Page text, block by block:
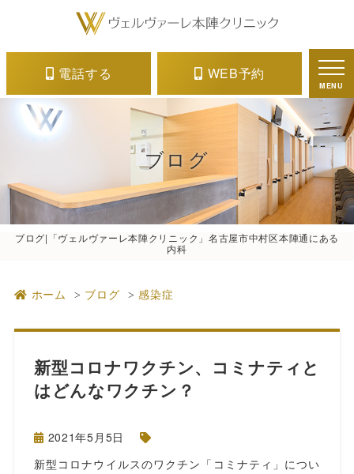
電話する WEB予約
MENU
ブログ
ブログ|「ヴェルヴァーレ本陣クリニック」名古屋市中村区本陣通にある
内科
ホーム ブログ 感染症
新型コロナワクチン、コミナティと
はどんなワクチン？
2021年5月5日
新型コロナウイルスのワクチン「コミナティ」につい